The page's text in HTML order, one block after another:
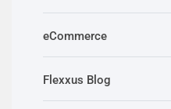
eCommerce
Flexxus Blog